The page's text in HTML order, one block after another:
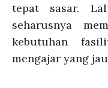
tepat sasar.
seharusnya
kebutuhan
mengajar yang